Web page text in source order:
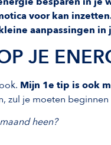
voor kan
aanpassingen in
JE
Mijn 1e tip is ook
zul je moeten
heen?